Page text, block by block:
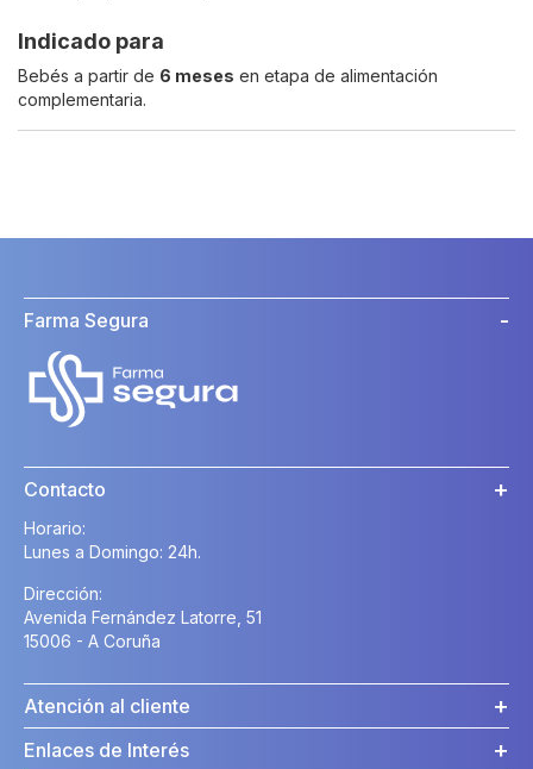
Indicado para
Bebés a partir de 6 meses en etapa de alimentación
complementaria.
Farma Segura
Contacto
Horario:
Lunes a Domingo: 24h.
Dirección:
Avenida Fernández Latorre, 51
15006 - A Coruña
Atención al cliente
Enlaces de Interés